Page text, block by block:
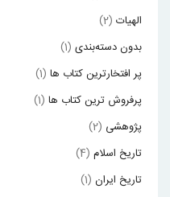
الهیات (2)
بدون دسته‌بندی (1)
پر افتخارترین کتاب ها (1)
پرفروش ترین کتاب ها (1)
پژوهشی (2)
تاریخ اسلام (4)
تاریخ ایران (1)